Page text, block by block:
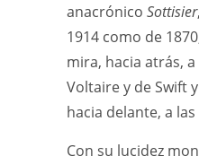
anacrónico Sottisier
1914 como de
mira, hacia atrás,
Voltaire y de Swift
hacia delante, a las
Con su lucidez